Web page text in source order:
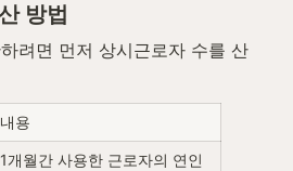
방법
려면 먼저 상시근로자 수를 산
내용
1개월간 사용한 근로자의 연인